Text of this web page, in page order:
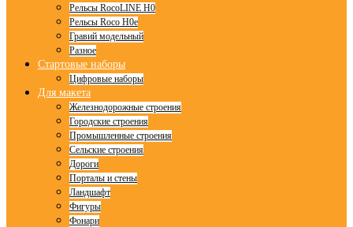
Рельсы RocoLINE H0
Рельсы Roco H0e
Гравий модельный
Разное
Стартовые наборы
Цифровые наборы
Для макета
Железнодорожные строения
Городские строения
Промышленные строения
Сельские строения
Дороги
Порталы и стены
Ландшафт
Фигуры
Фонари